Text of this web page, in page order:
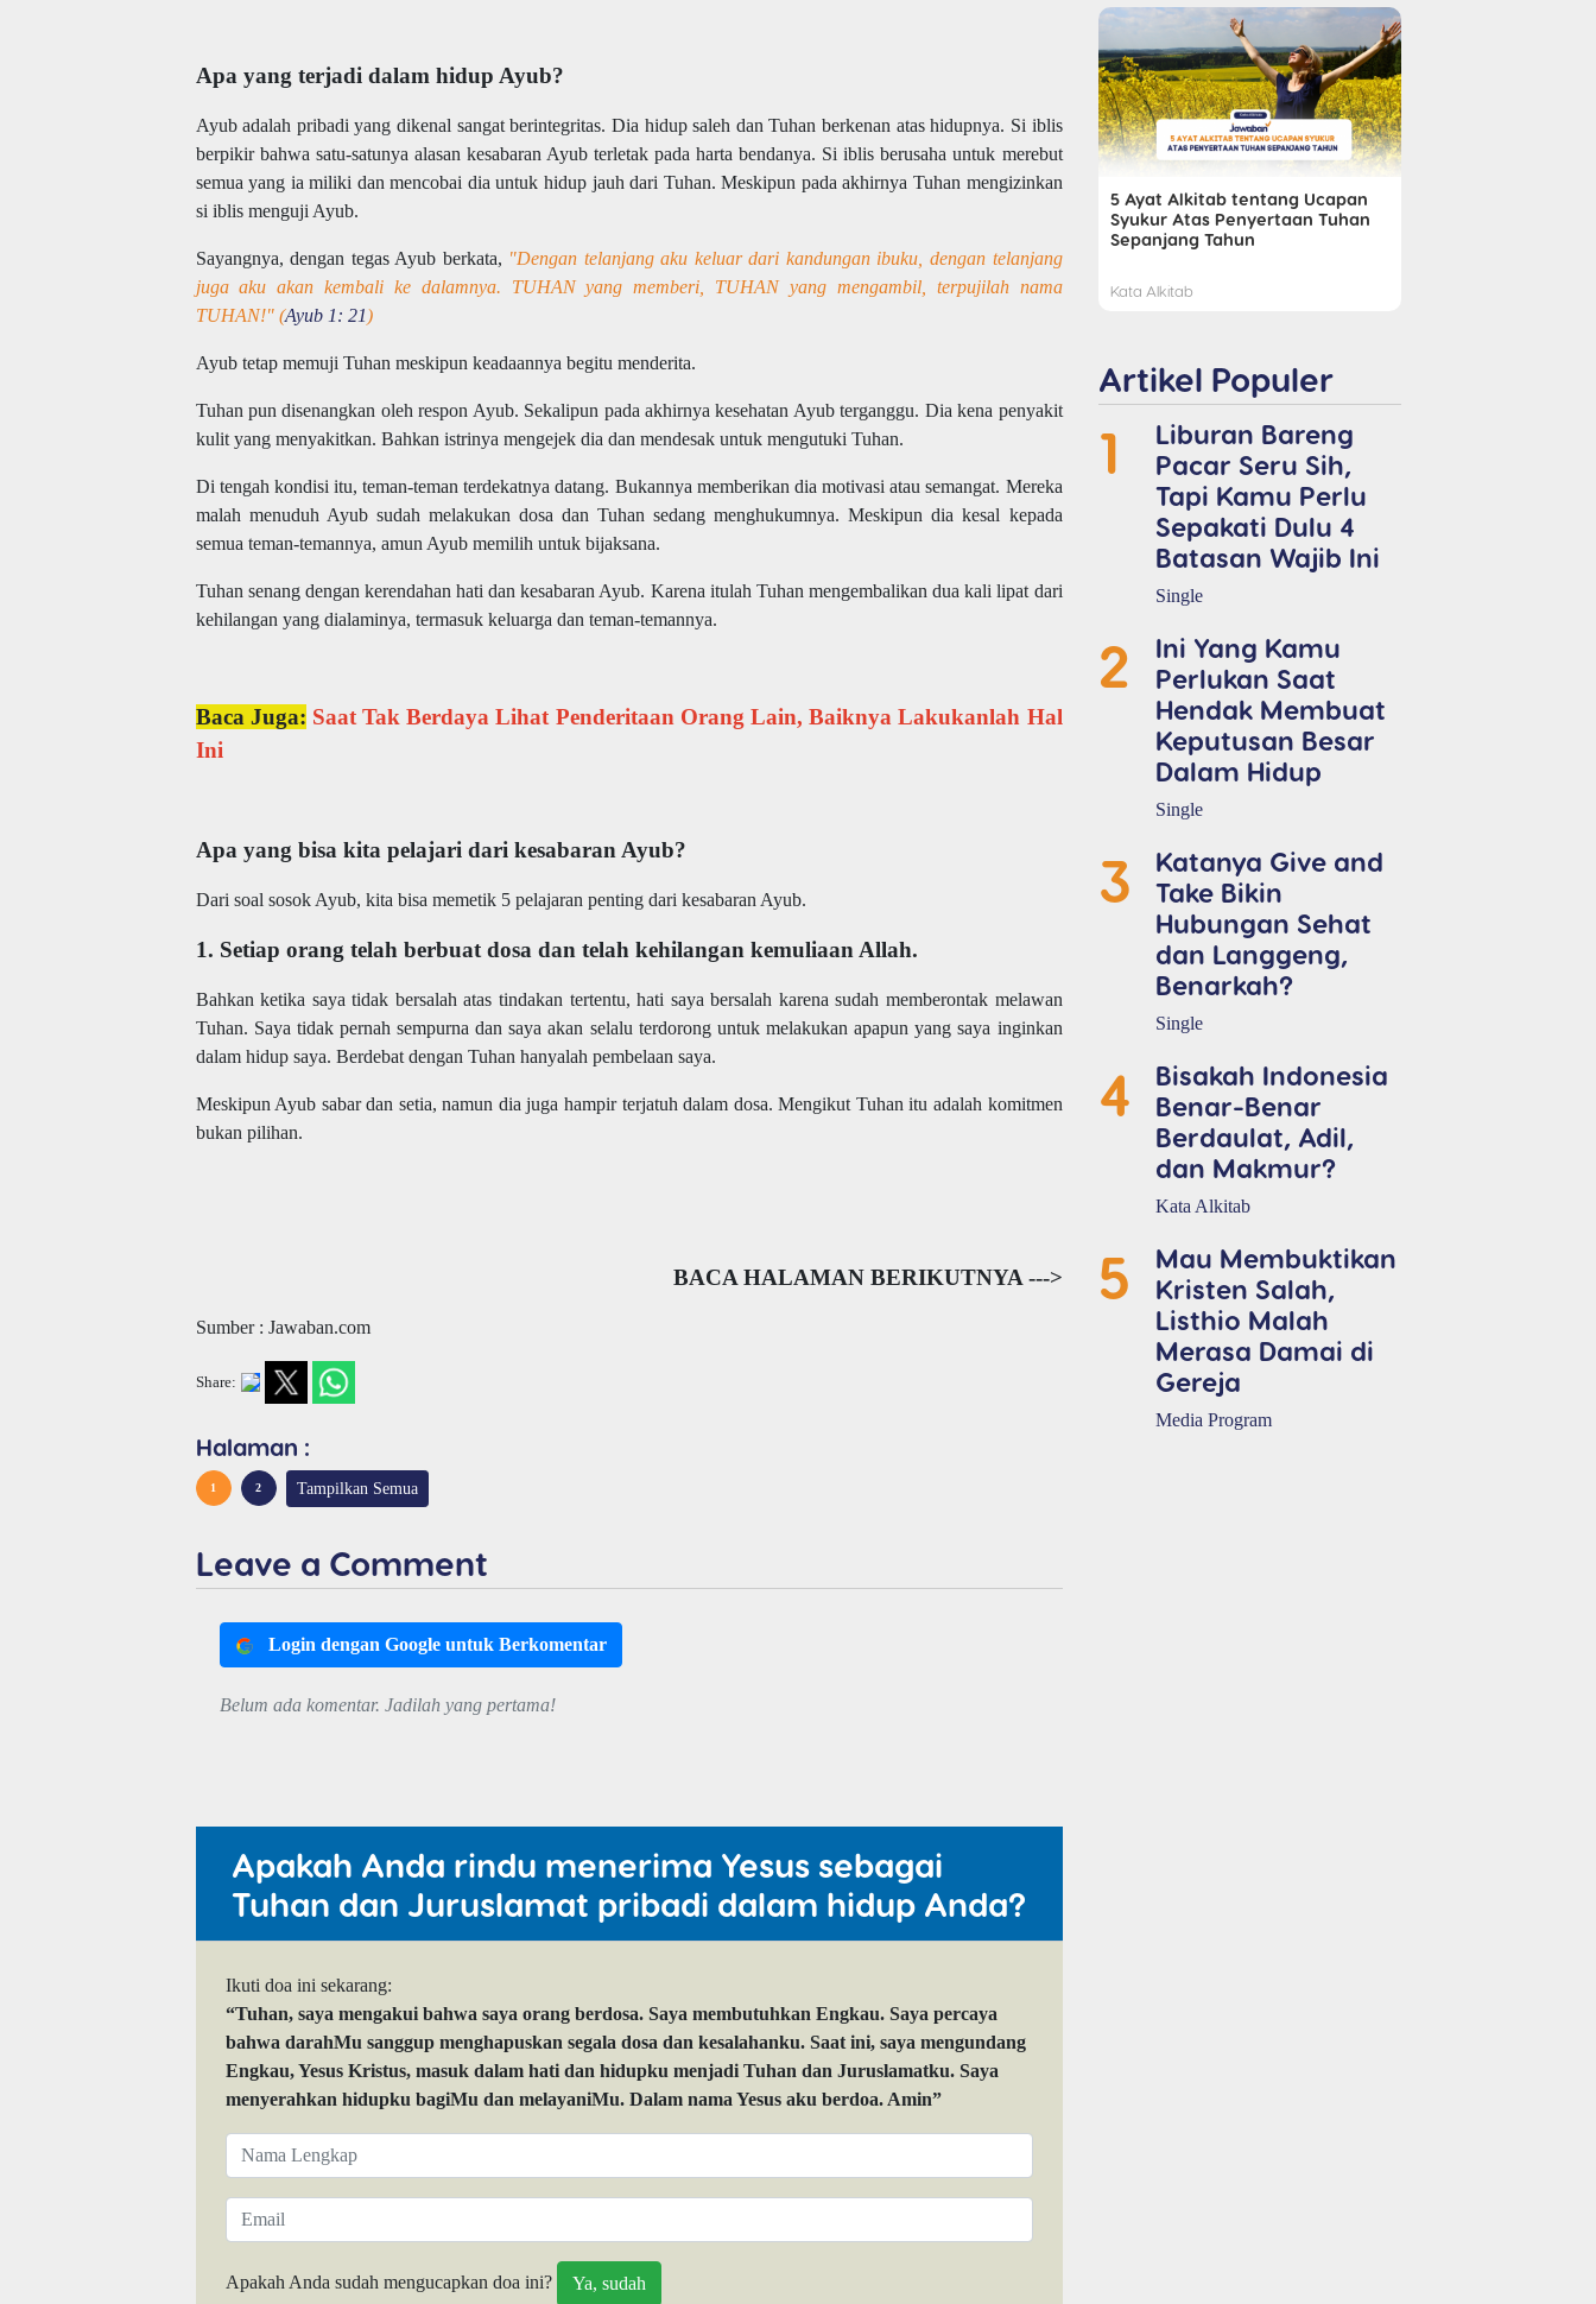
Apa yang terjadi dalam hidup Ayub?
Ayub adalah pribadi yang dikenal sangat berintegritas. Dia hidup saleh dan Tuhan berkenan atas hidupnya. Si iblis
berpikir bahwa satu-satunya alasan kesabaran Ayub terletak pada harta bendanya. Si iblis berusaha untuk merebut
semua yang ia miliki dan mencobai dia untuk hidup jauh dari Tuhan. Meskipun pada akhirnya Tuhan mengizinkan
si iblis menguji Ayub.
Sayangnya, dengan tegas Ayub berkata, "Dengan telanjang aku keluar dari kandungan ibuku, dengan telanjang
juga aku akan kembali ke dalamnya. TUHAN yang memberi, TUHAN yang mengambil, terpujilah nama
TUHAN!" (Ayub 1: 21)
Ayub tetap memuji Tuhan meskipun keadaannya begitu menderita.
Tuhan pun disenangkan oleh respon Ayub. Sekalipun pada akhirnya kesehatan Ayub terganggu. Dia kena penyakit
kulit yang menyakitkan. Bahkan istrinya mengejek dia dan mendesak untuk mengutuki Tuhan.
Di tengah kondisi itu, teman-teman terdekatnya datang. Bukannya memberikan dia motivasi atau semangat. Mereka
malah menuduh Ayub sudah melakukan dosa dan Tuhan sedang menghukumnya. Meskipun dia kesal kepada
semua teman-temannya, amun Ayub memilih untuk bijaksana.
Tuhan senang dengan kerendahan hati dan kesabaran Ayub. Karena itulah Tuhan mengembalikan dua kali lipat dari
kehilangan yang dialaminya, termasuk keluarga dan teman-temannya.
Baca Juga: Saat Tak Berdaya Lihat Penderitaan Orang Lain, Baiknya Lakukanlah Hal
Ini
Apa yang bisa kita pelajari dari kesabaran Ayub?
Dari soal sosok Ayub, kita bisa memetik 5 pelajaran penting dari kesabaran Ayub.
1. Setiap orang telah berbuat dosa dan telah kehilangan kemuliaan Allah.
Bahkan ketika saya tidak bersalah atas tindakan tertentu, hati saya bersalah karena sudah memberontak melawan
Tuhan. Saya tidak pernah sempurna dan saya akan selalu terdorong untuk melakukan apapun yang saya inginkan
dalam hidup saya. Berdebat dengan Tuhan hanyalah pembelaan saya.
Meskipun Ayub sabar dan setia, namun dia juga hampir terjatuh dalam dosa. Mengikut Tuhan itu adalah komitmen
bukan pilihan.
BACA HALAMAN BERIKUTNYA --->
Sumber : Jawaban.com
Share:
Halaman :
1 2 Tampilkan Semua
Leave a Comment
Login dengan Google untuk Berkomentar
Belum ada komentar. Jadilah yang pertama!
Apakah Anda rindu menerima Yesus sebagai
Tuhan dan Juruslamat pribadi dalam hidup Anda?
Ikuti doa ini sekarang:
“Tuhan, saya mengakui bahwa saya orang berdosa. Saya membutuhkan Engkau. Saya percaya
bahwa darahMu sanggup menghapuskan segala dosa dan kesalahanku. Saat ini, saya mengundang
Engkau, Yesus Kristus, masuk dalam hati dan hidupku menjadi Tuhan dan Juruslamatku. Saya
menyerahkan hidupku bagiMu dan melayaniMu. Dalam nama Yesus aku berdoa. Amin”
Apakah Anda sudah mengucapkan doa ini?
5 Ayat Alkitab tentang Ucapan
Syukur Atas Penyertaan Tuhan
Sepanjang Tahun
Kata Alkitab
Artikel Populer
1
Liburan Bareng
Pacar Seru Sih,
Tapi Kamu Perlu
Sepakati Dulu 4
Batasan Wajib Ini
Single
2
Ini Yang Kamu
Perlukan Saat
Hendak Membuat
Keputusan Besar
Dalam Hidup
Single
3
Katanya Give and
Take Bikin
Hubungan Sehat
dan Langgeng,
Benarkah?
Single
4
Bisakah Indonesia
Benar-Benar
Berdaulat, Adil,
dan Makmur?
Kata Alkitab
5
Mau Membuktikan
Kristen Salah,
Listhio Malah
Merasa Damai di
Gereja
Media Program